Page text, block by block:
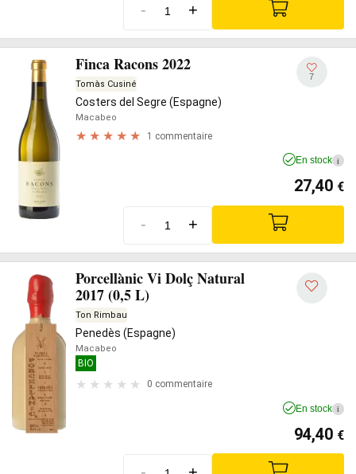
- +
Finca Racons 2022
Tomàs Cusiné
Costers del Segre (Espagne)
Macabeo
1 commentaire
7
En stock i
27,40 €
- +
Porcellànic Vi Dolç Natural
2017 (0,5 L)
Ton Rimbau
Penedès (Espagne)
Macabeo
BIO
0 commentaire
En stock i
94,40 €